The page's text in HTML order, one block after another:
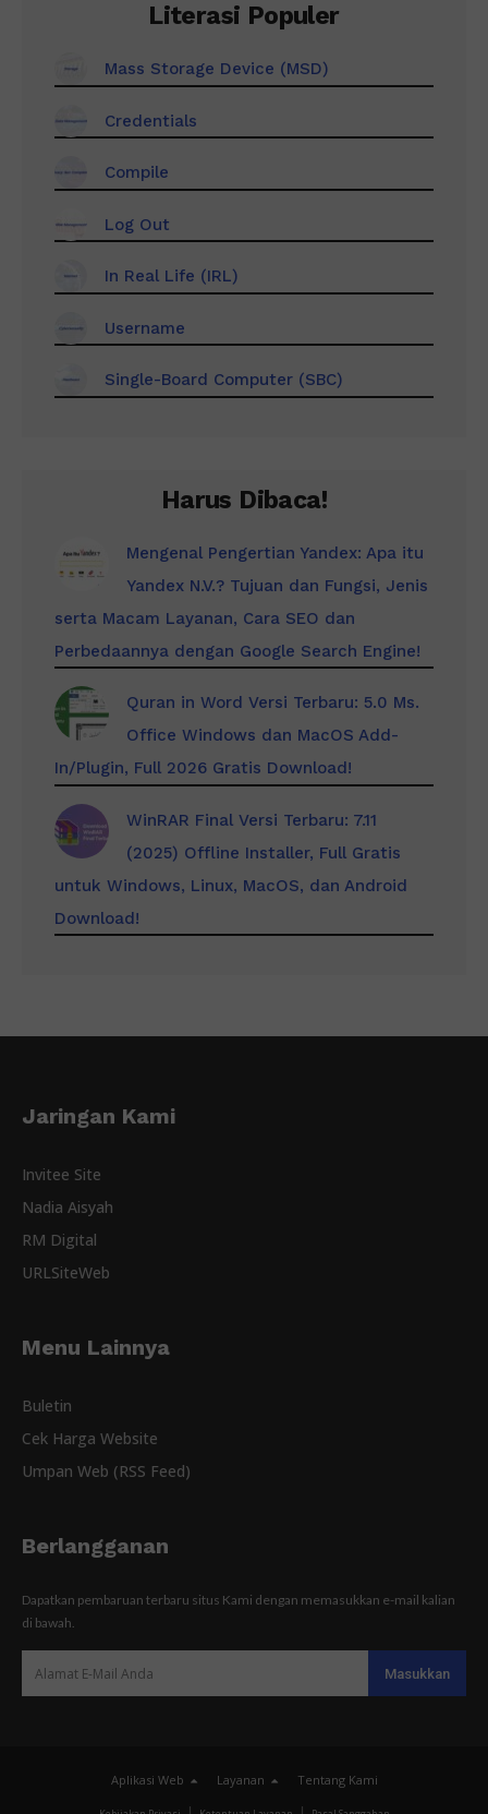
Literasi Populer
Mass Storage Device (MSD)
Credentials
Compile
Log Out
In Real Life (IRL)
Username
Single-Board Computer (SBC)
Harus Dibaca!
Mengenal Pengertian Yandex: Apa itu
Yandex N.V.? Tujuan dan Fungsi, Jenis
serta Macam Layanan, Cara SEO dan
Perbedaannya dengan Google Search Engine!
Quran in Word Versi Terbaru: 5.0 Ms.
Office Windows dan MacOS Add-
In/Plugin, Full 2026 Gratis Download!
WinRAR Final Versi Terbaru: 7.11
(2025) Offline Installer, Full Gratis
untuk Windows, Linux, MacOS, dan Android
Download!
Jaringan Kami
Invitee Site
Nadia Aisyah
RM Digital
URLSiteWeb
Menu Lainnya
Buletin
Cek Harga Website
Umpan Web (RSS Feed)
Berlangganan
Dapatkan pembaruan terbaru situs Kami dengan memasukkan e-mail kalian
di bawah.
Aplikasi Web Layanan Tentang Kami